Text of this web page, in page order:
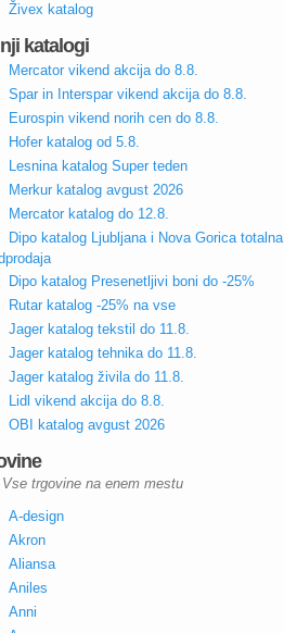
Živex katalog
katalogi
Mercator vikend akcija do 8.8.
Spar in Interspar vikend akcija do 8.8.
Eurospin vikend norih cen do 8.8.
Hofer katalog od 5.8.
Lesnina katalog Super teden
Merkur katalog avgust 2026
Mercator katalog do 12.8.
Dipo katalog Ljubljana i Nova Gorica totalna
Dipo katalog Presenetljivi boni do -25%
Rutar katalog -25% na vse
Jager katalog tekstil do 11.8.
Jager katalog tehnika do 11.8.
Jager katalog živila do 11.8.
Lidl vikend akcija do 8.8.
OBI katalog avgust 2026
Vse trgovine na enem mestu
A-design
Akron
Aliansa
Aniles
Anni